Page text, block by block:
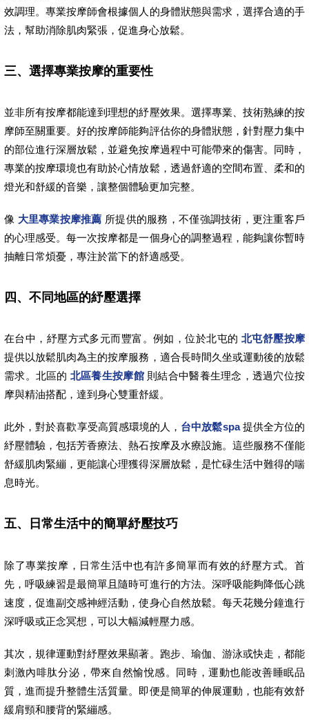
效調理。專業按摩師會根據個人的身體狀態與需求，選擇合適的手
法，幫助消除肌肉緊張，促進身心放鬆。
三、選擇專業按摩的重要性
並非所有按摩都能達到理想的紓壓效果。選擇專業、技術熟練的按
摩師至關重要。好的按摩師能夠評估你的身體狀態，針對壓力集中
的部位進行深層放鬆，並避免按摩過程中可能帶來的傷害。同時，
專業的按摩環境也有助於心情放鬆，透過舒適的空間布置、柔和的
燈光和舒緩的音樂，讓整個體驗更加完整。
像 大里專業按摩推薦 所提供的服務，不僅強調技術，更注重客戶
的心理感受。每一次按摩都是一個身心的調整過程，能夠讓你暫時
抽離日常煩憂，專注於當下的舒適感受。
四、不同地區的紓壓選擇
在台中，紓壓方式多元而豐富。例如，位於北屯的 北屯舒壓按摩
提供以放鬆肌肉為主的按摩服務，適合長時間久坐或運動後的放鬆
需求。北區的 北區養生按摩館則結合中醫養生理念，透過穴位按
摩與精油搭配，達到身心雙重舒緩。
此外，對於喜歡享受高質感環境的人， 台中放鬆spa提供全方位的
紓壓體驗，包括芳香療法、熱石按摩及水療設施。這些服務不僅能
舒緩肌肉緊繃，更能讓心理獲得深層放鬆，是忙碌生活中難得的喘
息時光。
五、日常生活中的簡單紓壓技巧
除了專業按摩，日常生活中也有許多簡單而有效的紓壓方式。首
先，呼吸練習是最簡單且隨時可進行的方法。深呼吸能夠降低心跳
速度，促進副交感神經活動，使身心自然放鬆。每天花幾分鐘進行
深呼吸或正念冥想，可以大幅減輕壓力感。
其次，規律運動對紓壓效果顯著。跑步、瑜伽、游泳或快走，都能
刺激內啡肽分泌，帶來自然愉悅感。同時，運動也能改善睡眠品
質，進而提升整體生活質量。即便是簡單的伸展運動，也能有效舒
緩肩頸和腰背的緊繃感。